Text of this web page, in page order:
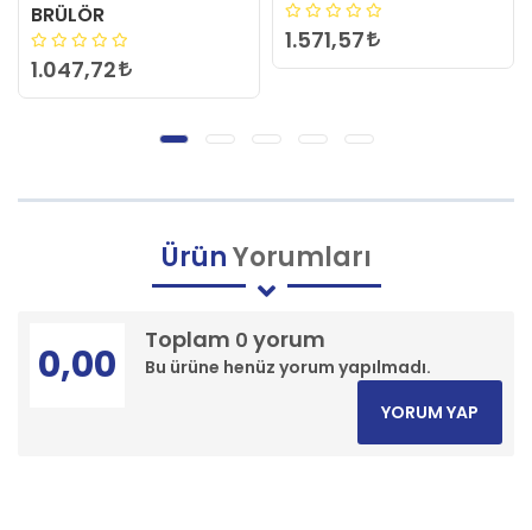
1.571,57
BRÜLÖR
1.178,68
ÜrünYorumları
Toplam 0 yorum
Bu ürüne henüz yorum yapılmadı.
0,00
YORUM YAP